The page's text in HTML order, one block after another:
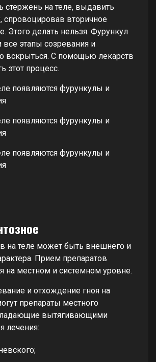
стержень на теле, выдавить
спровоцировав вторичное
Этого делать нельзя. Фурункул
этапы созревания и
вскрыться. С помощью лекарств
этот процесс.
на теле может быть внешнего и
Прием препаратов
на местном и системном уровне.
и отхождение гноя на
препараты местного
вытягивающими
лечения: